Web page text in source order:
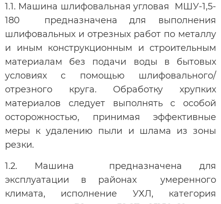
1.1. Машина шлифовальная угловая МШУ-1,5-
180 предназначена для выполнения
шлифовальных и отрезных работ по металлу
и иным конструкционным и строительным
материалам без подачи воды в бытовых
условиях с помощью шлифовального/
отрезного круга. Обработку хрупких
материалов следует выполнять с особой
осторожностью, принимая эффективные
меры к удалению пыли и шлама из зоны
резки.
1.2. Машина предназначена для
эксплуатации в районах умеренного
климата, исполнение УХЛ, категория